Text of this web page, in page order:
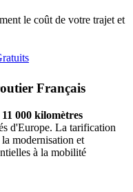
le coût de votre trajet et
Français
11 000 kilomètres
d'Europe. La tarification
modernisation et
à la mobilité